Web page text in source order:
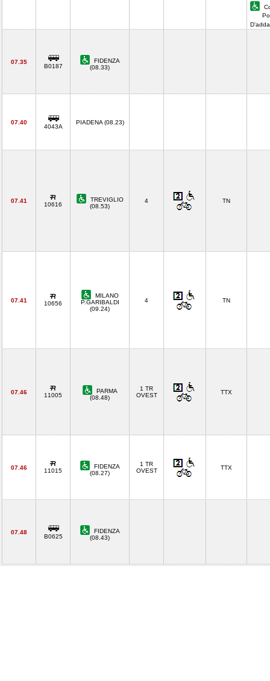
07.35
B0187
FIDENZA
(08.33)
07.40
4043A
PIADENA (08.23)
07.41
10616
TREVIGLIO
(08.53)
4 TN
07.41 10656
MILANO
P.GARIBALDI
(09.24)
4 TN
07.46 11005
PARMA
(08.48)
1 TR
OVEST
TTX
07.46 11015
FIDENZA
(08.27)
1 TR
OVEST
TTX
07.48
B0625
FIDENZA
(08.43)